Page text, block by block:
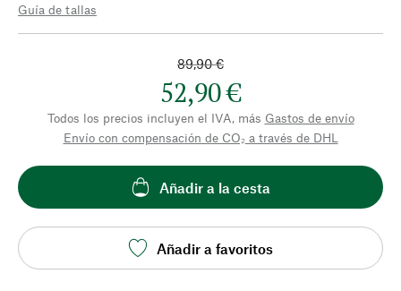
Guía de tallas
89,90 €
52,90 €
Todos los precios incluyen el IVA, más Gastos de envío
Envío con compensación de CO₂ a través de DHL
Añadir a la cesta
Añadir a favoritos